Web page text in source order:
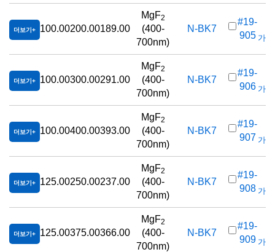
더보기 100.00200.00189.00
MgF2
(400-
700nm)
N-BK7
#19-
905 가
더보기 100.00300.00291.00
MgF2
(400-
700nm)
N-BK7
#19-
906 가
더보기 100.00400.00393.00
MgF2
(400-
700nm)
N-BK7
#19-
907 가
더보기 125.00250.00237.00
MgF2
(400-
700nm)
N-BK7
#19-
908 가
더보기 125.00375.00366.00
MgF2
(400-
700nm)
N-BK7
#19-
909 가